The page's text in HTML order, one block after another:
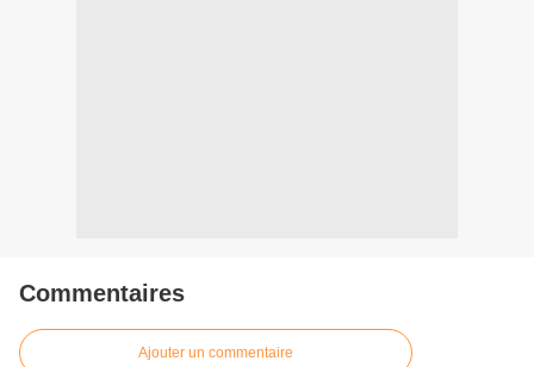
Commentaires
Ajouter un commentaire